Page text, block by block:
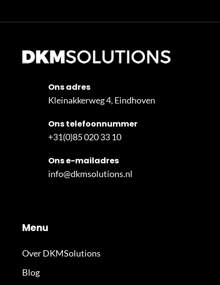
Ons adres
Kleinakkerweg 4, Eindhoven
Ons telefoonnummer
+31(0)85 020 33 10
Ons e-mailadres
info@dkmsolutions.nl
Menu
Over DKMSolutions
Blog